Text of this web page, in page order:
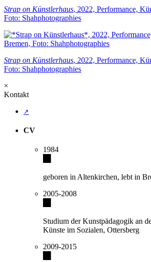
Strap on Künstlerhaus, 2022, Performance,
Foto: Shahphotographies
Strap on Künstlerhaus, 2022, Performance,
Foto: Shahphotographies
×
Kontakt
↗
CV
1984
geboren in Altenkirchen, lebt in
2005-2008
Studium der Kunstpädagogik an
Künste im Sozialen, Ottersberg
2009-2015